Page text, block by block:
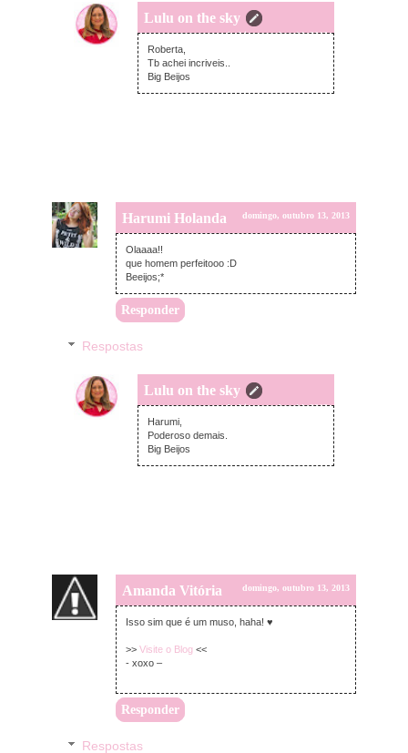
Lulu on the sky
segunda-feira, outubro 14, 2013
Roberta,
Tb achei incriveis..
Big Beijos
Harumi Holanda domingo, outubro 13, 2013
Olaaaa!!
que homem perfeitooo :D
Beeijos;*
Responder
Respostas
Lulu on the sky
segunda-feira, outubro 14, 2013
Harumi,
Poderoso demais.
Big Beijos
Amanda Vitória domingo, outubro 13, 2013
Isso sim que é um muso, haha! ♥
>> Visite o Blog <<
- xoxo –
Responder
Respostas